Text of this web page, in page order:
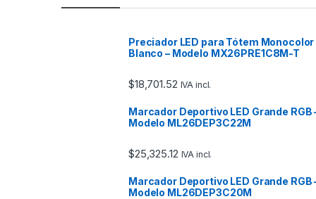
Preciador LED para Tótem Monocolor
Blanco – Modelo MX26PRE1C8M-T
$18,701.52 IVA incl.
Marcador Deportivo LED Grande RGB
Modelo ML26DEP3C22M
$25,325.12 IVA incl.
Marcador Deportivo LED Grande RGB
Modelo ML26DEP3C20M